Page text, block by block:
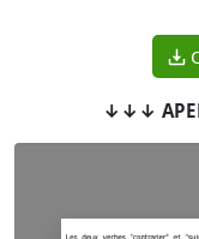
↓↓↓